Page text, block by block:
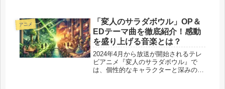
ながら戦う少年少女たちの成長を描い
ています。第4話「結びつく絆」で
は...
アニメ
「変人のサラダボウル」OP＆
EDテーマ曲を徹底紹介！感動
を盛り上げる音楽とは？
2024年4月から放送が開始されるテレ
ビアニメ『変人のサラダボウル』で
は、個性的なキャラクターと深みのあ